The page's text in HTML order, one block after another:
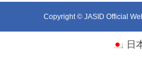
Copyright © JASID Official
日